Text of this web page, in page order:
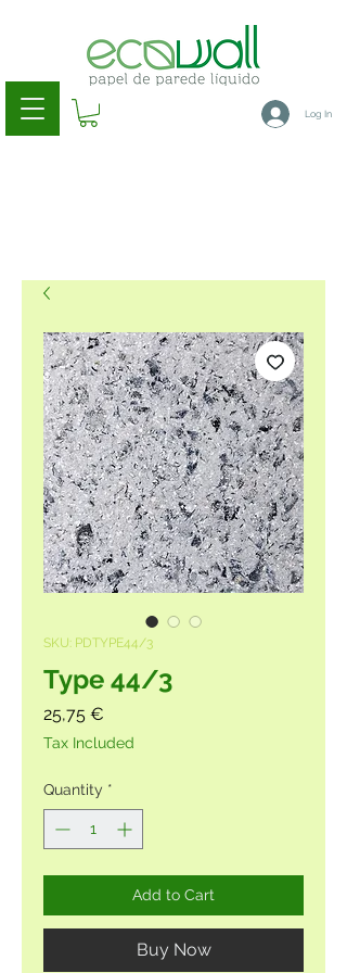
Log In
SKU: PDTYPE44/3
Type 44/3
25,75 €
Tax Included
Quantity *
Add to Cart
Buy Now